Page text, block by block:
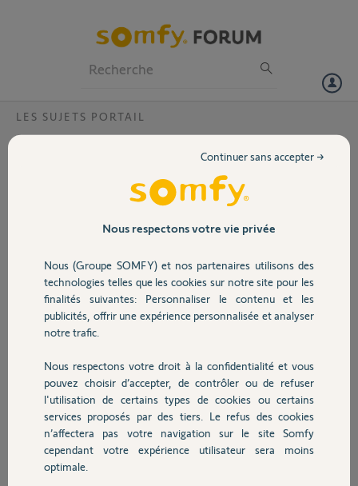
Volet
Sécurité
Domotique
Chauffage
Autres produits
LES SUJETS PORTAIL
Association tahoma portail axoviamulti et
J'ai pu synchroniser la télécommande relais RTS avec le portail, mais
je ne parviens pas à faire l'association avec la tahoma box. Pouvez-
Jean D.
il y a environ 8 ans
Participer au fil de discussion
Réponses
Bonjour,
Malheureusement l'armoire AX24 n'est pas compatible Tahoma.
Essayez à tout hazard avec "Other type".
Nous respectons votre vie privée
Nous (Groupe SOMFY) et nos partenaires utilisons des
technologies telles que les cookies sur notre site pour les
finalités suivantes: Personnaliser le contenu et les
publicités, offrir une expérience personnalisée et analyser
notre trafic.
Nous respectons votre droit à la confidentialité et vous
pouvez choisir d’accepter, de contrôler ou de refuser
l'utilisation de certains types de cookies ou certains
services proposés par des tiers. Le refus des cookies
n’affectera pas votre navigation sur le site Somfy
cependant votre expérience utilisateur sera moins
optimale.
Continuer sans accepter →